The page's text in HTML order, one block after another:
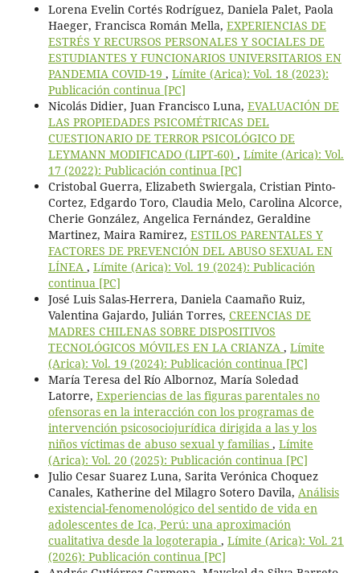
Lorena Evelin Cortés Rodríguez, Daniela Palet, Paola
Haeger, Francisca Román Mella, EXPERIENCIAS DE
ESTRÉS Y RECURSOS PERSONALES Y SOCIALES DE
ESTUDIANTES Y FUNCIONARIOS UNIVERSITARIOS EN
PANDEMIA COVID-19 , Límite (Arica): Vol. 18 (2023):
Publicación continua [PC]
Nicolás Didier, Juan Francisco Luna, EVALUACIÓN DE
LAS PROPIEDADES PSICOMÉTRICAS DEL
CUESTIONARIO DE TERROR PSICOLÓGICO DE
LEYMANN MODIFICADO (LIPT-60) , Límite (Arica): Vol.
17 (2022): Publicación continua [PC]
Cristobal Guerra, Elizabeth Swiergala, Cristian Pinto-
Cortez, Edgardo Toro, Claudia Melo, Carolina Alcorce,
Cherie González, Angelica Fernández, Geraldine
Martinez, Maira Ramirez, ESTILOS PARENTALES Y
FACTORES DE PREVENCIÓN DEL ABUSO SEXUAL EN
LÍNEA , Límite (Arica): Vol. 19 (2024): Publicación
continua [PC]
José Luis Salas-Herrera, Daniela Caamaño Ruiz,
Valentina Gajardo, Julián Torres, CREENCIAS DE
MADRES CHILENAS SOBRE DISPOSITIVOS
TECNOLÓGICOS MÓVILES EN LA CRIANZA , Límite
(Arica): Vol. 19 (2024): Publicación continua [PC]
María Teresa del Río Albornoz, María Soledad
Latorre, Experiencias de las figuras parentales no
ofensoras en la interacción con los programas de
intervención psicosociojurídica dirigida a las y los
niños víctimas de abuso sexual y familias , Límite
(Arica): Vol. 20 (2025): Publicación continua [PC]
Julio Cesar Suarez Luna, Sarita Verónica Choquez
Canales, Katherine del Milagro Sotero Davila, Análisis
existencial-fenomenológico del sentido de vida en
adolescentes de Ica, Perú: una aproximación
cualitativa desde la logoterapia , Límite (Arica): Vol. 21
(2026): Publicación continua [PC]